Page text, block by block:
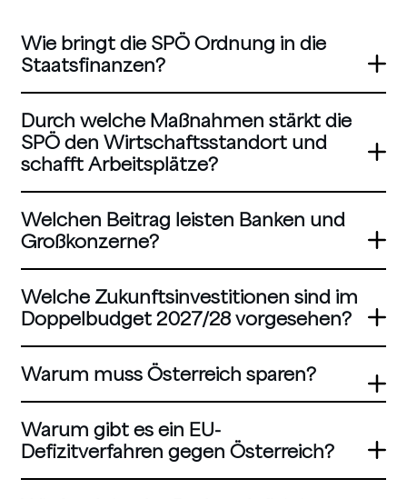
Wie bringt die SPÖ Ordnung in die
Staatsfinanzen?
Durch welche Maßnahmen stärkt die
SPÖ den Wirtschaftsstandort und
schafft Arbeitsplätze?
Welchen Beitrag leisten Banken und
Großkonzerne?
Welche Zukunftsinvestitionen sind im
Doppelbudget 2027/28 vorgesehen?
Warum muss Österreich sparen?
Warum gibt es ein EU-
Defizitverfahren gegen Österreich?